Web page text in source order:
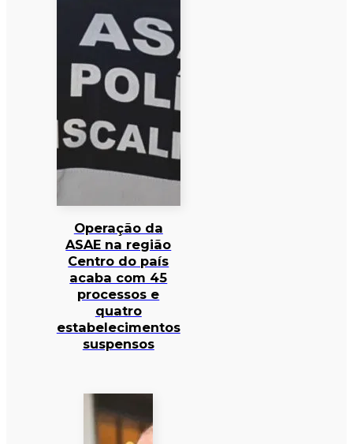
Operação da
ASAE na região
Centro do país
acaba com 45
processos e
quatro
estabelecimentos
suspensos